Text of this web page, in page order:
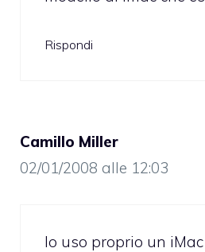
Rispondi
Camillo Miller
02/01/2008 alle 12:03
Io uso proprio un iMac